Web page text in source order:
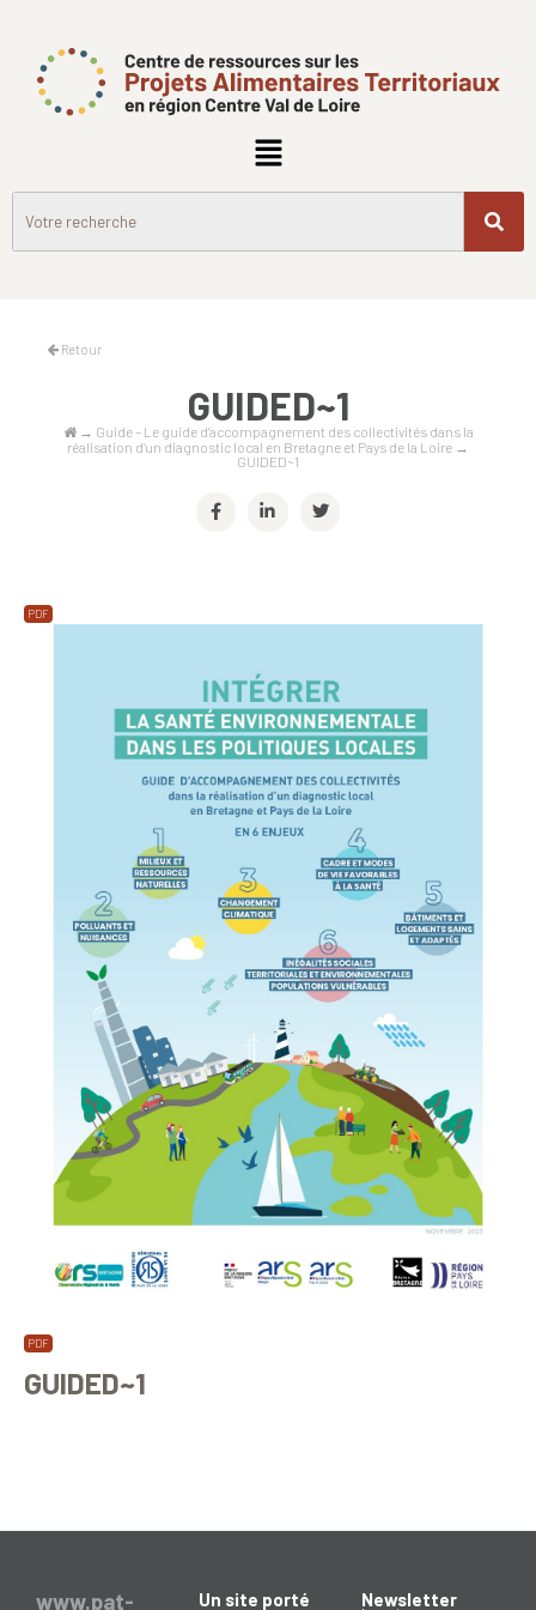
Retour
GUIDED~1
→ Guide – Le guide d’accompagnement des collectivités dans la
réalisation d’un diagnostic local en Bretagne et Pays de la Loire →
GUIDED~1
GUIDED~1
www.pat-
Un site porté Newsletter